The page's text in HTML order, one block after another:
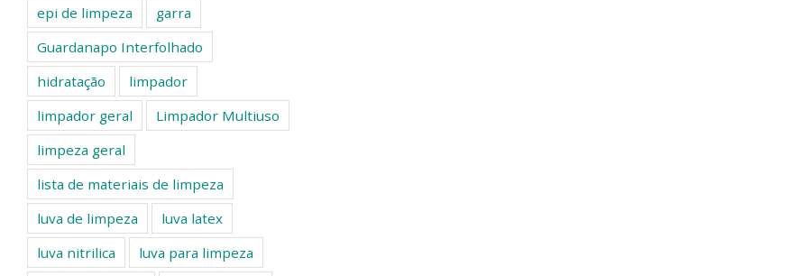
epi de limpeza
garra
Guardanapo Interfolhado
hidratação
limpador
limpador geral
Limpador Multiuso
limpeza geral
lista de materiais de limpeza
luva de limpeza
luva latex
luva nitrilica
luva para limpeza